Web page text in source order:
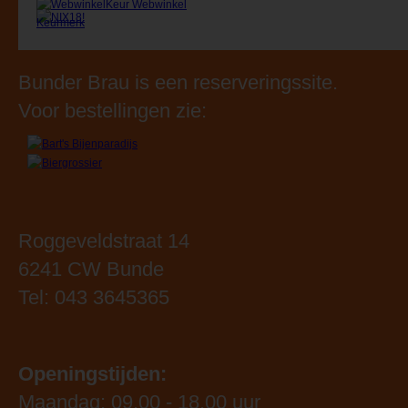
Bunder Brau is een reserveringssite.
Voor bestellingen zie:
Roggeveldstraat 14
6241 CW Bunde
Tel: 043 3645365
Openingstijden:
Maandag: 09.00 - 18.00 uur